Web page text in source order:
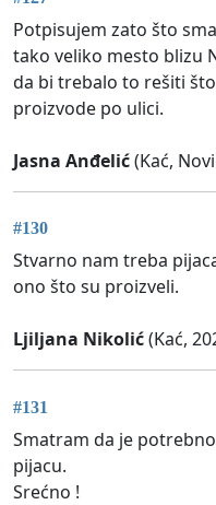
Potpisujem zato što
tako veliko mesto blizu
da bi trebalo to rešiti
proizvode po ulici.
Jasna Anđelić(Kać,
#130
Stvarno nam treba
ono što su proizveli.
Ljiljana Nikolić(Kać,
#131
Smatram da je
pijacu.
Srećno !